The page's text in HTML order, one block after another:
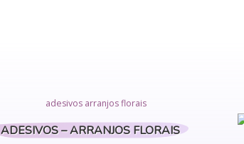
ADESIVOS – ARRANJOS FLORAIS